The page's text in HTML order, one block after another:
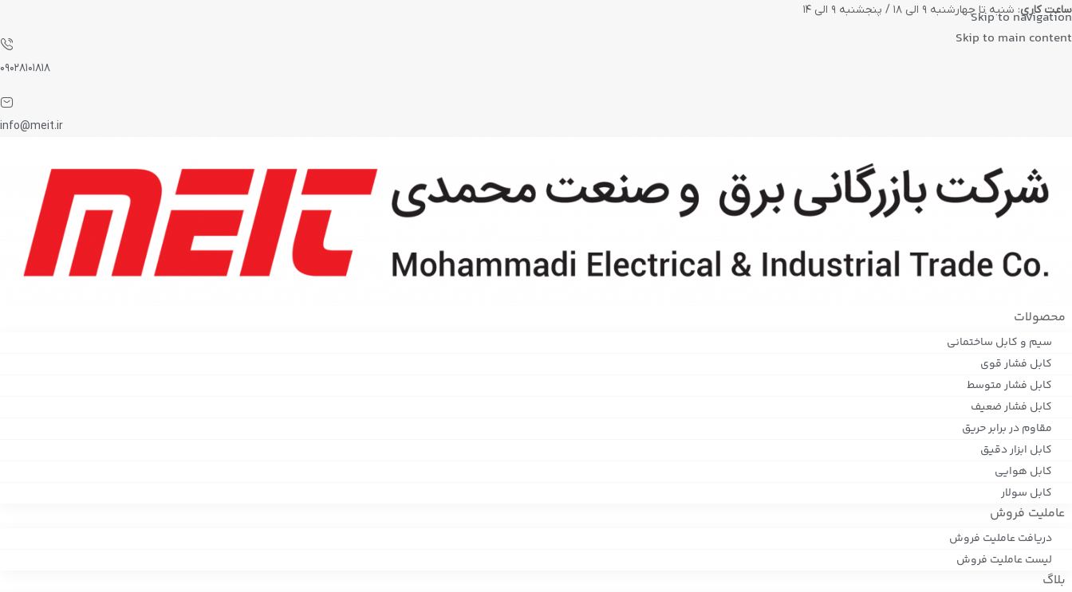
Skip to navigation
Skip to main content
ساعت کاری: شنبه تا چهارشنبه ۹ الی ۱۸ / پنجشنبه ۹ الی ۱۴
۰۹۰۲۸۱۰۱۸۱۸
info@meit.ir
محصولات
سیم و کابل ساختمانی
کابل فشار قوی
کابل فشار متوسط
کابل فشار ضعیف
مقاوم در برابر حریق
کابل ابزار دقیق
کابل هوایی
کابل سولار
عاملیت فروش
دریافت عاملیت فروش
لیست عاملیت فروش
بلاگ